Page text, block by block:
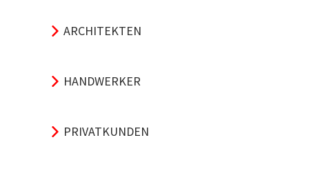
ARCHITEKTEN
HANDWERKER
PRIVATKUNDEN